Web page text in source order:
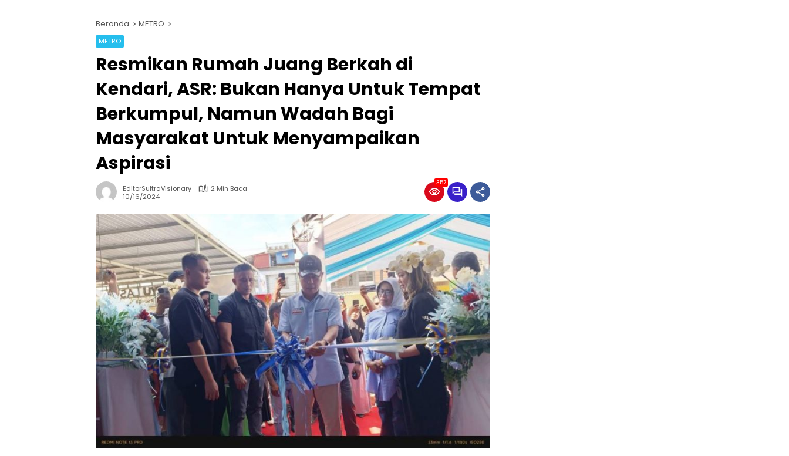
Beranda METRO
METRO
Resmikan Rumah Juang Berkah di
Kendari, ASR: Bukan Hanya Untuk Tempat
Berkumpul, Namun Wadah Bagi
Masyarakat Untuk Menyampaikan
Aspirasi
EditorSultraVisionary
2 Min Baca
10/16/2024
357